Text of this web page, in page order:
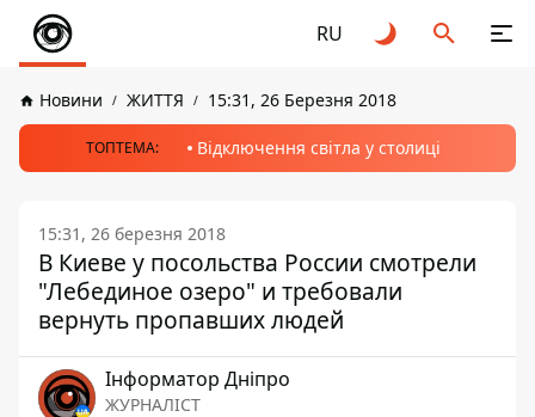
RU
Новини ЖИТТЯ 15:31, 26 Березня 2018
ТОПТЕМА: Відключення світла у столиці
15:31, 26 березня 2018
В Киеве у посольства России смотрели
"Лебединое озеро" и требовали
вернуть пропавших людей
Інформатор Дніпро
ЖУРНАЛІСТ